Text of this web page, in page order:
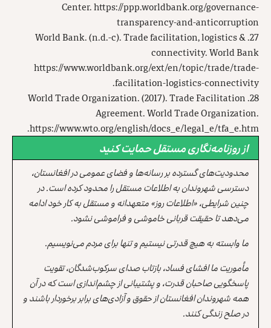
Center. https://ppp.worldbank.org/governance-
transparency-and-anticorruption
27. World Bank. (n.d.-c). Trade facilitation, logistics &
connectivity. World Bank
https://www.worldbank.org/ext/en/topic/trade/trade-
facilitation-logistics-connectivity.
28. World Trade Organization. (2017). Trade Facilitation
Agreement. World Trade Organization.
https://www.wto.org/english/docs_e/legal_e/tfa_e.htm
.
از روزنامه‌نگاری مستقل حمایت کنید
محدودیت‌های گسترده بر رسانه‌ها و فضای عمومی در افغانستان،
دسترسی شهروندان به اطلاعات مستقل را محدود کرده است. در
چنین شرایطی، «اطلاعات روز» متعهدانه و مستقل به کار خود ادامه
می‌دهد تا حقیقت قربانی خاموشی و فراموشی نشود.
ما وابسته به هیچ قدرتی نیستیم و تنها برای مردم می‌نویسیم.
مأموریت ما افشای فساد، بازتاب صدای سرکوب‌شدگان، تقویت
پاسخگویی صاحبان قدرت، و پشتیبانی از چشم‌اندازی است که در آن
همه شهروندان افغانستان از حقوق و آزادی‌های برابر برخوردار باشند و
در صلح زندگی کنند.